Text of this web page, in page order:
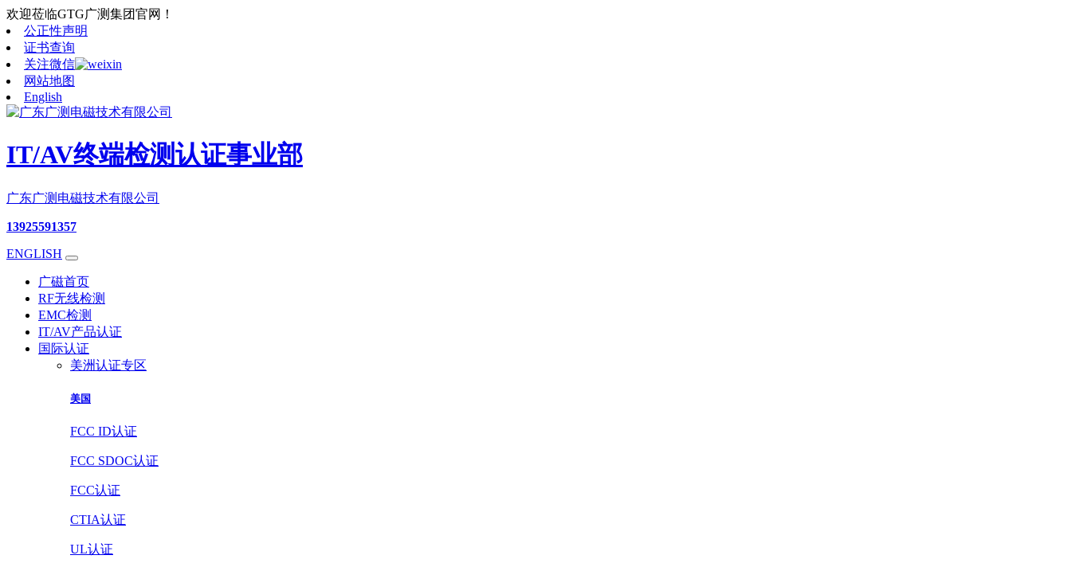
欢迎莅临GTG广测集团官网！
公正性声明
证书查询
关注微信
网站地图
English
IT/AV终端检测认证事业部
广东广测电磁技术有限公司
13925591357
ENGLISH
广磁首页
RF无线检测
EMC检测
IT/AV产品认证
国际认证
美洲认证专区
美国
FCC ID认证
FCC SDOC认证
FCC认证
CTIA认证
UL认证